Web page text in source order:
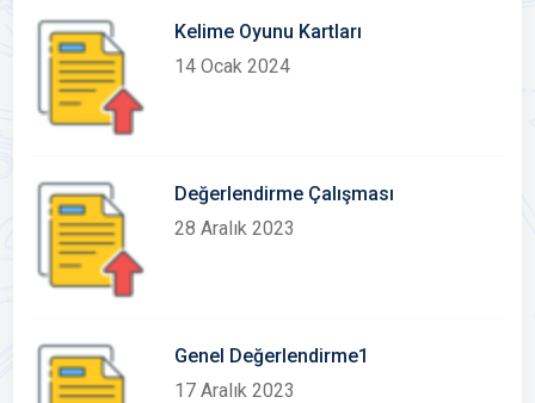
Kelime Oyunu Kartları
14 Ocak 2024
Değerlendirme Çalışması
28 Aralık 2023
Genel Değerlendirme1
17 Aralık 2023